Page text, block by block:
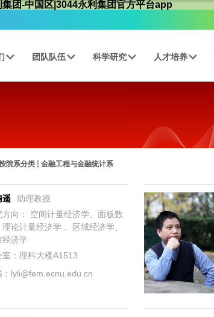
团-中国区|3044永利集团官方平台app
团队队伍 科学研究 人才培养
院系分类 金融工程与金融统计系
遥
助理教授
方向： 空间计量经济学、面板数
理论计量经济学 、区域经济学、
经济学
室：理科大楼A1513
：lyli@fem.ecnu.edu.cn